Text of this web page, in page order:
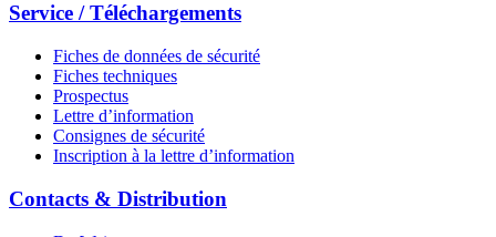
Service / Téléchargements
Fiches de données de sécurité
Fiches techniques
Prospectus
Lettre d’information
Consignes de sécurité
Inscription à la lettre d’information
Contacts & Distribution